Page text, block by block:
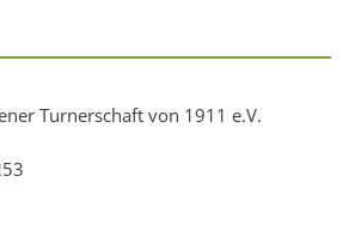
Turnerschaft von 1911 e.V.